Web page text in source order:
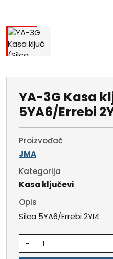
YA-3G Kasa
5YA6/Errebi
Proizvođač
JMA
Kategorija
Kasa ključevi
Opis
Silca 5YA6/Errebi 2YI4
-